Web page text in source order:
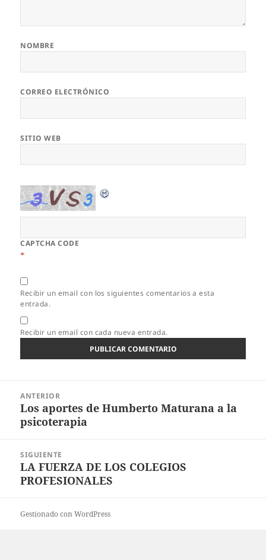
NOMBRE
CORREO ELECTRÓNICO
SITIO WEB
CAPTCHA CODE
*
Recibir un email con los siguientes comentarios a esta
entrada.
Recibir un email con cada nueva entrada.
entradas
ANTERIOR
Entrada
anterior:
Los aportes de Humberto Maturana a la
psicoterapia
SIGUIENTE
Entrada
siguiente:
LA FUERZA DE LOS COLEGIOS
PROFESIONALES
Gestionado con WordPress